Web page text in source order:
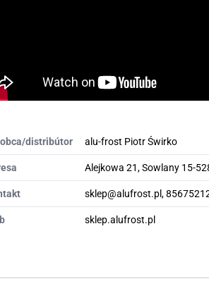
distribútor alu-frost Piotr Świrko
Alejkowa 21, Sowlany 15-
sklep@alufrost.pl,
sklep.alufrost.pl